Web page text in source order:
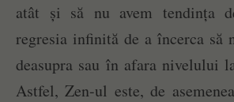
atât și să nu avem tendința
regresia infinită de a încerca să
deasupra sau în afara nivelului
Astfel, Zen-ul este, de